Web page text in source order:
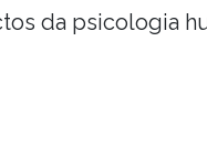
da psicologia